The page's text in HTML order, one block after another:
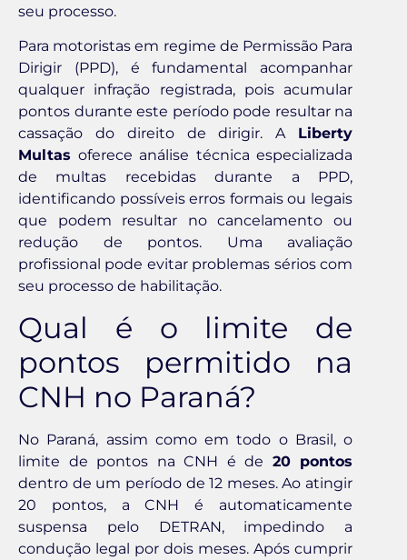
seu processo.
Para motoristas em regime de Permissão Para
Dirigir (PPD), é fundamental acompanhar
qualquer infração registrada, pois acumular
pontos durante este período pode resultar na
cassação do direito de dirigir. A Liberty
Multas oferece análise técnica especializada
de multas recebidas durante a PPD,
identificando possíveis erros formais ou legais
que podem resultar no cancelamento ou
redução de pontos. Uma avaliação
profissional pode evitar problemas sérios com
seu processo de habilitação.
Qual é o limite de
pontos permitido na
CNH no Paraná?
No Paraná, assim como em todo o Brasil, o
limite de pontos na CNH é de 20 pontos
dentro de um período de 12 meses. Ao atingir
20 pontos, a CNH é automaticamente
suspensa pelo DETRAN, impedindo a
condução legal por dois meses. Após cumprir